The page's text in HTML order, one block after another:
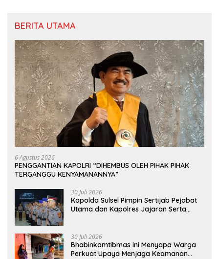
BERITA UTAMA
6 Agustus 2026
PENGGANTIAN KAPOLRI “DIHEMBUS OLEH PIHAK PIHAK
TERGANGGU KENYAMANANNYA”
30 Juli 2026
Kapolda Sulsel Pimpin Sertijab Pejabat
Utama dan Kapolres Jajaran Serta
30 Juli 2026
Bhabinkamtibmas ini Menyapa Warga
Perkuat Upaya Menjaga Keamanan